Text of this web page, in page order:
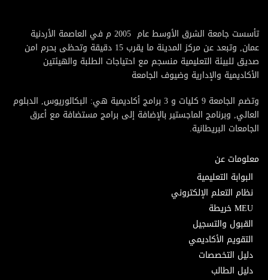
تأسست جامعة الشرق الأوسط عام 2005 م في العاصمة الأردنية
عمان, وتبعد عن مركز المدينة ما يقرب 15 دقيقة وتحظى بحرم امن
صديق للبيئة التعليمية منسجم مع احتياجات الطلبة والهيئتين
الأكاديمية والإدارية وضيوف الجامعة
وتضم الجامعة 9 كليات و 3 برامج أكاديمية هي: البكالوريوس, الدبلوم
العالي, وبرنامج الماجستير بالإضافة إلى برامج مستضافة مع أعرق
الجامعات البريطانية.
معلومات عن
البوابة التعليمية
نظام التعلم الإلكتروني
MEU خريطة
القبول والتسجيل
التقويم الأكاديمي
دليل التخصصات
دليل الطالب